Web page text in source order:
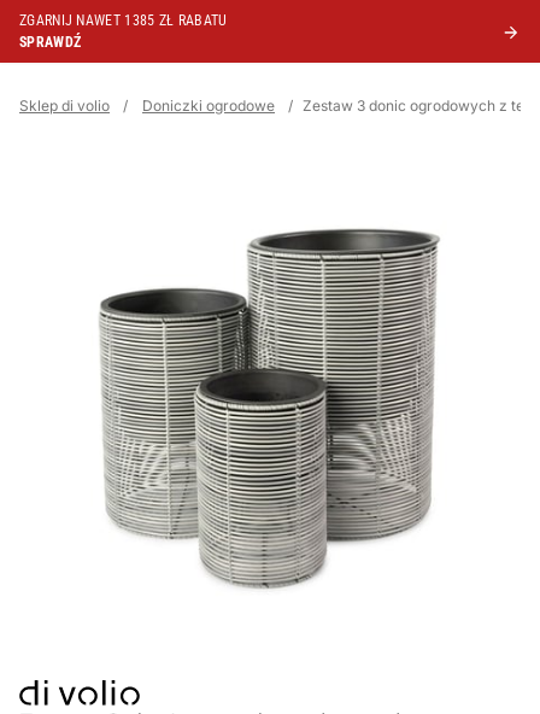
ZGARNIJ NAWET 1385 ZŁ RABATU
SPRAWDŹ
Sklep di volio / Doniczki ogrodowe / Zestaw 3 donic ogrodowych z